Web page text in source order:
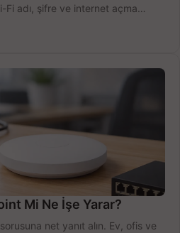
Fi adı, şifre ve internet açma
Mi Ne İşe Yarar?
net yanıt alın. Ev, ofis ve